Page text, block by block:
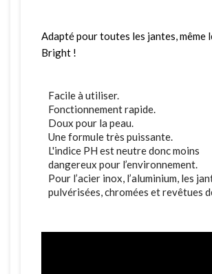
Adapté pour toutes les jantes, même
Bright !
Facile à utiliser.
Fonctionnement rapide.
Doux pour la peau.
Une formule très puissante.
L'indice PH est neutre donc moins
dangereux pour l’environnement.
Pour l’acier inox, l’aluminium, les
pulvérisées, chromées et revêtues